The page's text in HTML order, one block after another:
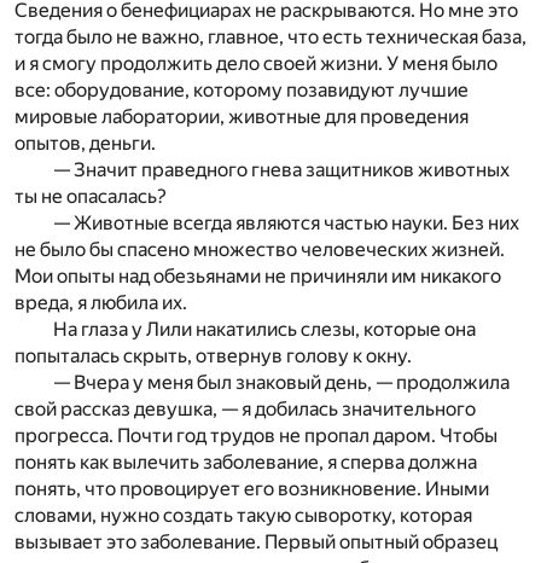
Сведения о бенефициарах не раскрываются. Но мне это
тогда было не важно, главное, что есть техническая база,
и я смогу продолжить дело своей жизни. У меня было
все: оборудование, которому позавидуют лучшие
мировые лаборатории, животные для проведения
опытов, деньги.
— Значит праведного гнева защитников животных
ты не опасалась?
— Животные всегда являются частью науки. Без них
не было бы спасено множество человеческих жизней.
Мои опыты над обезьянами не причиняли им никакого
вреда, я любила их.
На глаза у Лили накатились слезы, которые она
попыталась скрыть, отвернув голову к окну.
— Вчера у меня был знаковый день, — продолжила
свой рассказ девушка, — я добилась значительного
прогресса. Почти год трудов не пропал даром. Чтобы
понять как вылечить заболевание, я сперва должна
понять, что провоцирует его возникновение. Иными
словами, нужно создать такую сыворотку, которая
вызывает это заболевание. Первый опытный образец